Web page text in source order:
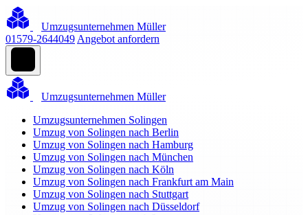
Umzugsunternehmen Müller
01579-2644049 Angebot anfordern
Umzugsunternehmen Müller
Umzugsunternehmen Solingen
Umzug von Solingen nach Berlin
Umzug von Solingen nach Hamburg
Umzug von Solingen nach München
Umzug von Solingen nach Köln
Umzug von Solingen nach Frankfurt am Main
Umzug von Solingen nach Stuttgart
Umzug von Solingen nach Düsseldorf